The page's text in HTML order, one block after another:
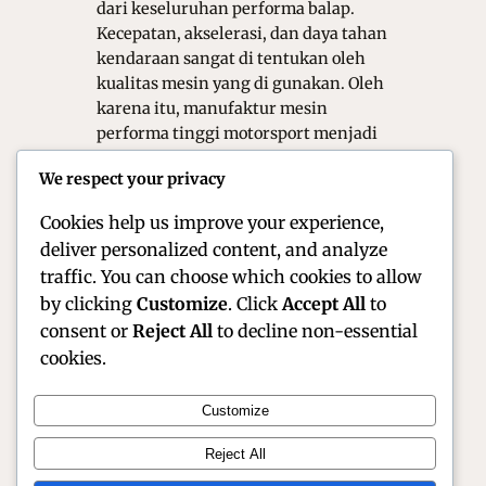
dari keseluruhan performa balap.
Kecepatan, akselerasi, dan daya tahan
kendaraan sangat di tentukan oleh
kualitas mesin yang di gunakan. Oleh
karena itu, manufaktur mesin
performa tinggi motorsport menjadi
dan berbasis teknologi tinggi. Tidak
Official Site of Christian Montanari | Racer &
Motorsport Profile
We respect your privacy
Cookies help us improve your experience,
deliver personalized content, and analyze
traffic. You can choose which cookies to allow
by clicking Customize. Click Accept All to
consent or Reject All to decline non-essential
cookies.
Customize
Reject All